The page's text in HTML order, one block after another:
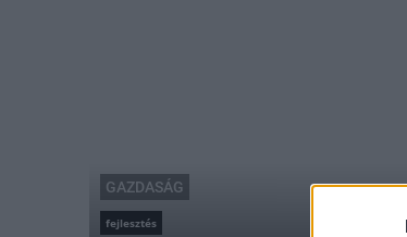
GAZDASÁG
fejlesztés